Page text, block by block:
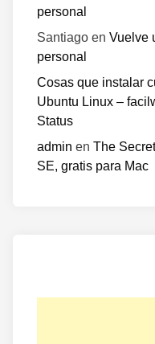
personal
Santiago en Vuelve
personal
Cosas que instalar
Ubuntu Linux –
Status
admin en The
SE, gratis para Mac